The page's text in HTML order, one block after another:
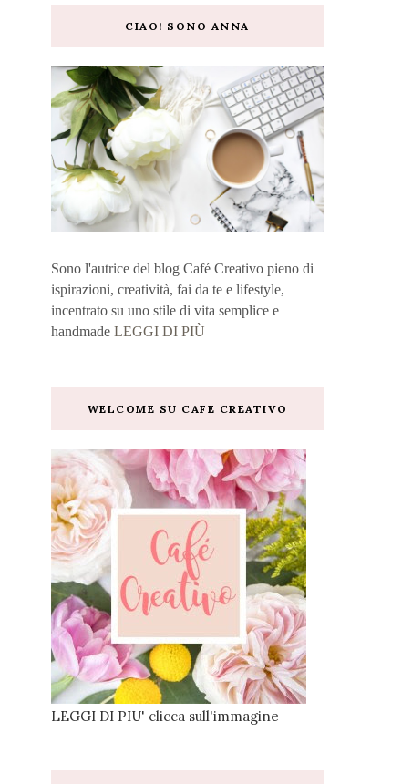
CIAO! SONO ANNA
Sono l'autrice del blog Café Creativo pieno di
ispirazioni, creatività, fai da te e lifestyle,
incentrato su uno stile di vita semplice e
handmade LEGGI DI PIÙ
WELCOME SU CAFE CREATIVO
LEGGI DI PIU' clicca sull'immagine